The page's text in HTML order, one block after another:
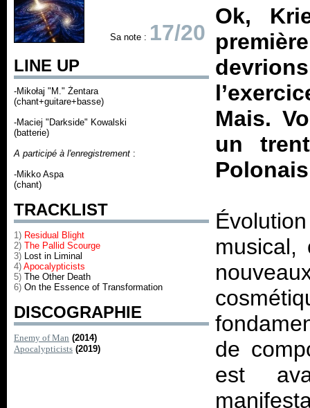
Sa note : 17/20
LINE UP
-Mikołaj "M." Żentara
(chant+guitare+basse)
-Maciej "Darkside" Kowalski
(batterie)
A participé à l'enregistrement :
-Mikko Aspa
(chant)
TRACKLIST
1) Residual Blight
2) The Pallid Scourge
3) Lost in Liminal
4) Apocalypticists
5) The Other Death
6) On the Essence of Transformation
DISCOGRAPHIE
Enemy of Man (2014)
Apocalypticists (2019)
Ok,
Mais.
un
de
est